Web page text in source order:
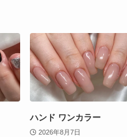
ハンド ワンカラー
2026年8月7日